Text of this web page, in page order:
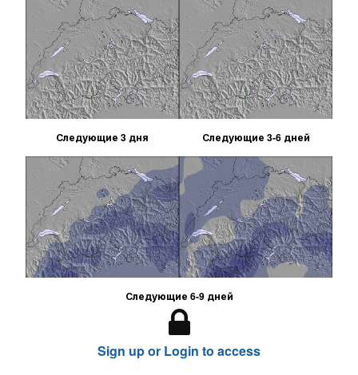
Следующие 3 дня Следующие 3-6 дней
Следующие 6-9 дней
Sign up or Login to access